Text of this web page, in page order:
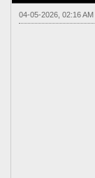
04-05-2026, 02:16 AM